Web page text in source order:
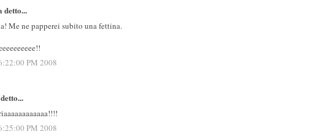
detto...
Me ne papperei subito una fettina.
PM 2008
PM 2008